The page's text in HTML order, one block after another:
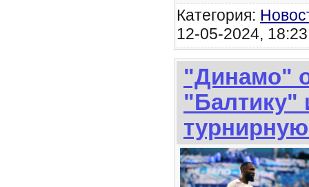
Категория:
12-05-2024,
"Динамо"
"Балтику"